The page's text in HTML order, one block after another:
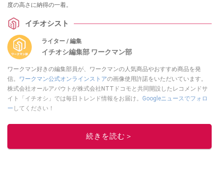
度の高さに納得の一着。
イチオシスト
ライター / 編集
イチオシ編集部 ワークマン部
ワークマン好きの編集部員が、ワークマンの人気商品やおすすめ商品を発
信。 ワークマン公式オンラインストアの画像使用許諾をいただいています。
株式会社オールアバウトが株式会社NTTドコモと共同開設したレコメンドサ
イト「イチオシ」では毎日トレンド情報をお届け。 Googleニュースでフォロ
ー してください！
このイチオシストの他の記事を読む
続きを読む＞